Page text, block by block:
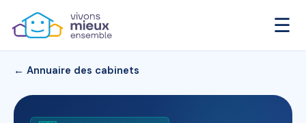
☰
← Annuaire des cabinets